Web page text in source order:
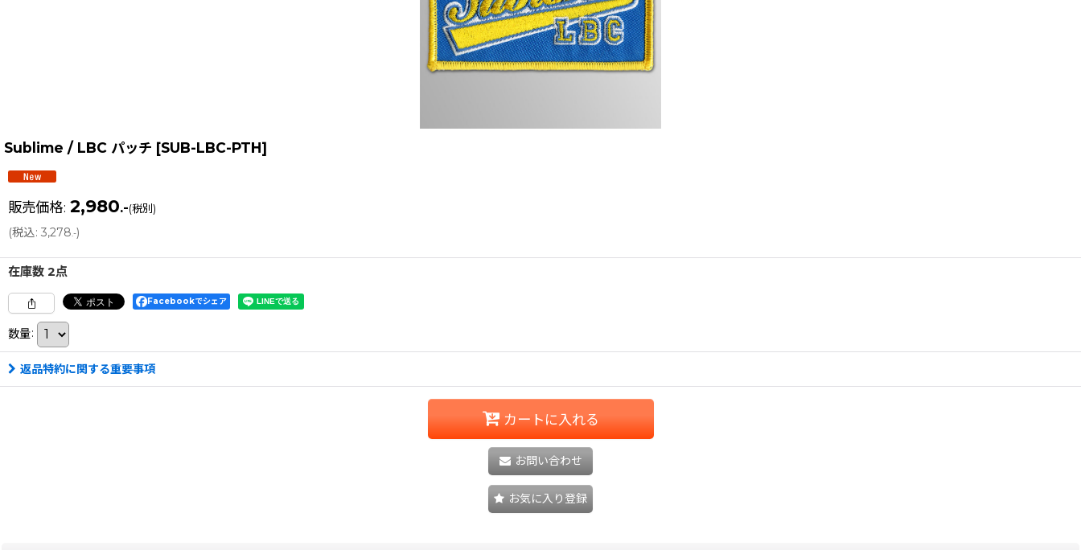
Sublime / LBC パッチ [SUB-LBC-PTH]
販売価格: 2,980.-(税別)
(税込: 3,278.-)
在庫数 2点
Facebookでシェア
数量:
返品特約に関する重要事項
カートに入れる
お問い合わせ
お気に入り登録